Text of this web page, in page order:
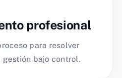
profesional
para resolver
gestión bajo control.